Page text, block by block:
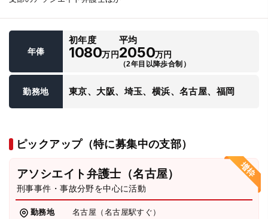
年俸
初年度
1080万円
平均
2050万円
（2年目以降歩合制）
勤務地 東京、大阪、埼玉、横浜、名古屋、福岡
ピックアップ（特に募集中の支部）
アソシエイト弁護士（名古屋）
刑事事件・事故分野を中心に活動
勤務地
名古屋（名古屋駅すぐ）
弁護士・税理士